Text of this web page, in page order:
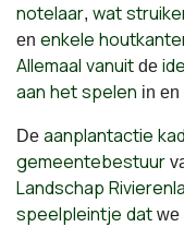
notelaar, wat
en enkele
Allemaal vanuit de
aan hetspelen in en
De aanplantactie
gemeentebestuur
Landschap
speelpleintje dat we